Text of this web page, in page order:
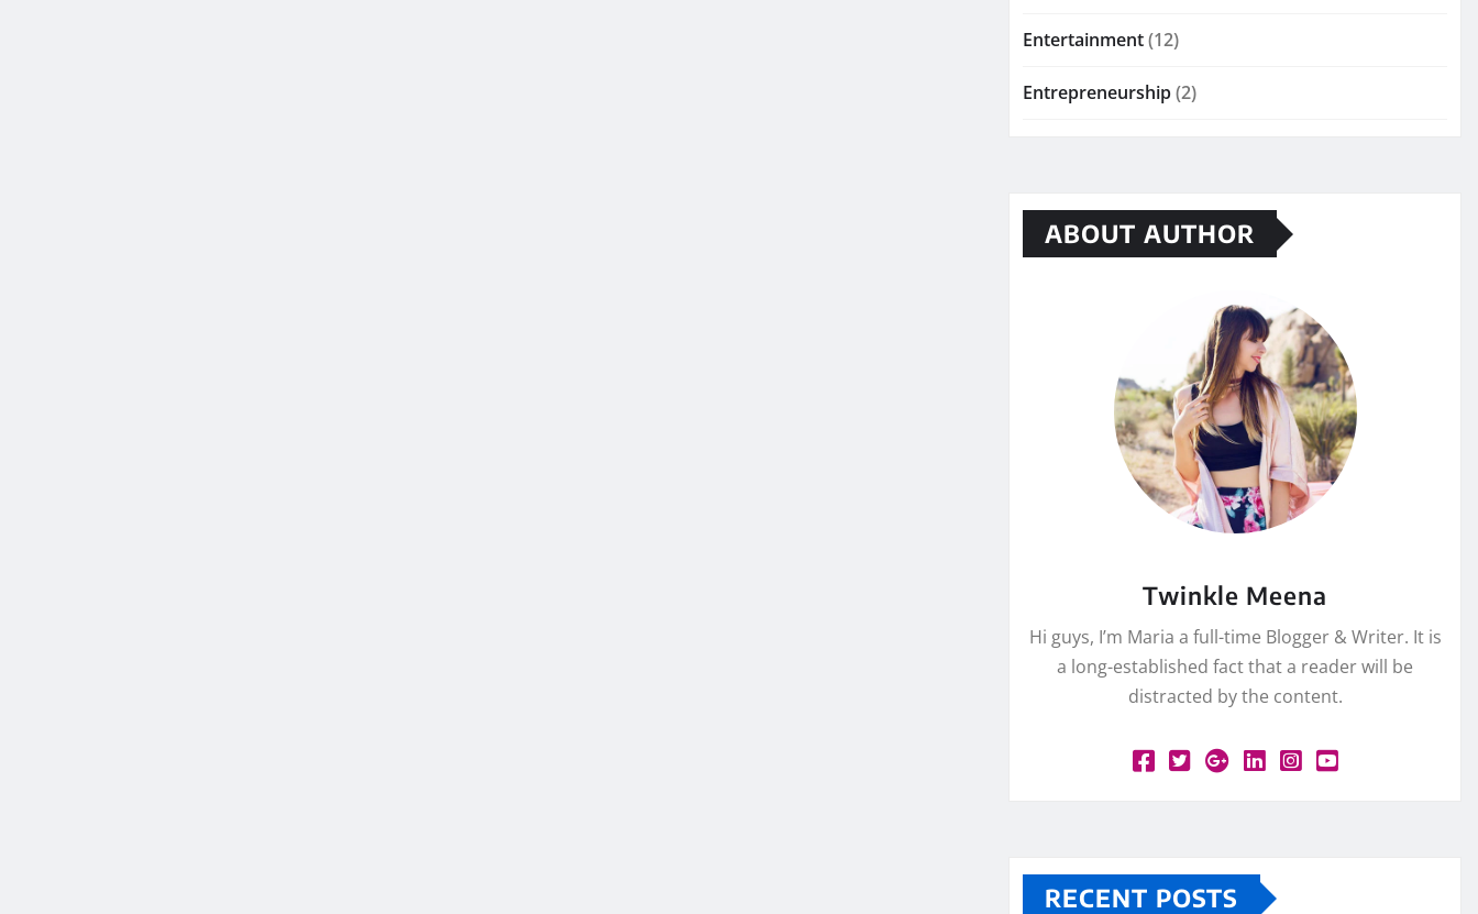
Entertainment(12)
Entrepreneurship(2)
ABOUT AUTHOR
Twinkle Meena
Hi guys, I’m Maria a full-time Blogger & Writer. It is
a long-established fact that a reader will be
distracted by the content.
RECENT POSTS